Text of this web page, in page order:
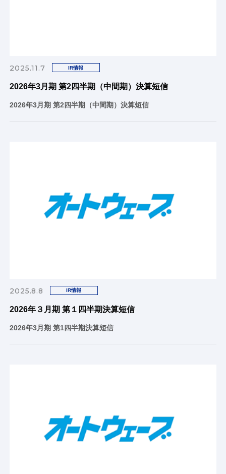
2025.11.7 IR情報
2026年3月期 第2四半期（中間期）決算短信
2026年3月期 第2四半期（中間期）決算短信
2025.8.8 IR情報
2026年３月期 第１四半期決算短信
2026年3月期 第1四半期決算短信